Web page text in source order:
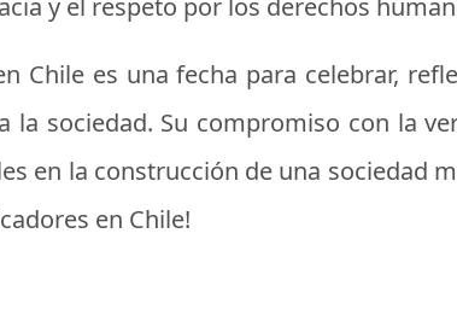
y el respeto por los derechos
Chile es una fecha para celebrar,
sociedad. Su compromiso con la
en la construcción de una sociedad
en Chile!